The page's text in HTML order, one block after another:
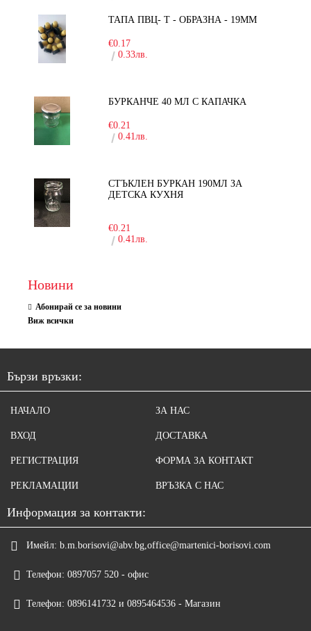
ТАПА ПВЦ- Т - ОБРАЗНА - 19ММ
€0.17
0.33лв.
БУРКАНЧЕ 40 МЛ С КАПАЧКА
€0.21
0.41лв.
СТЪКЛЕН БУРКАН 190МЛ ЗА
ДЕТСКА КУХНЯ
€0.21
0.41лв.
Новини
Абонирай се за новини
Виж всички
Бързи връзки:
НАЧАЛО
ВХОД
РЕГИСТРАЦИЯ
РЕКЛАМАЦИИ
ЗА НАС
ДОСТАВКА
ФОРМА ЗА КОНТАКТ
ВРЪЗКА С НАС
Информация за контакти:
Имейл: b.m.borisovi@abv.bg,office@martenici-borisovi.com
Телефон: 0897057 520 - офис
Телефон: 0896141732 и 0895464536 - Магазин